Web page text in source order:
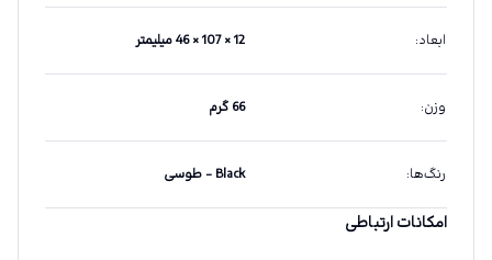
ابعاد: 12 × 107 × 46 میلیمتر
وزن: 66 گرم
رنگ‌ها: Black - طوسی
امکانات ارتباطی